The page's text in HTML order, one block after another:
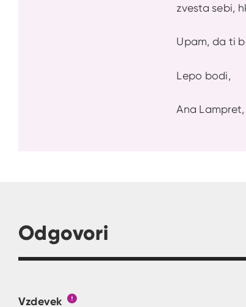
zvesta sebi,
Upam, da ti
Lepo bodi,
Ana
Odgovori
Obrazec, kjer lahko zastaviš vprašanje
Vzdevek